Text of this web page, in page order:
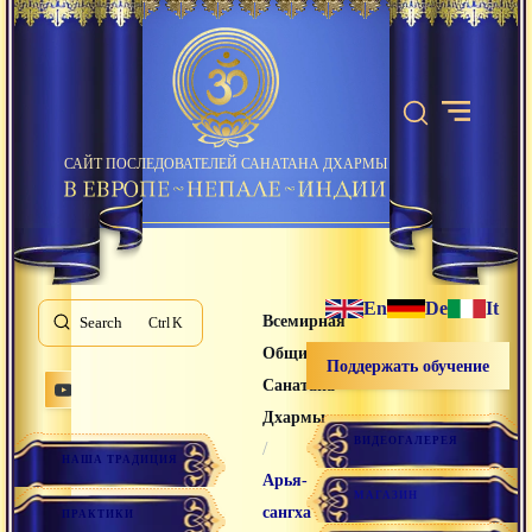
САЙТ ПОСЛЕДОВАТЕЛЕЙ САНАТАНА ДХАРМЫ
Search K
НАША ТРАДИЦИЯ
ПРАКТИКИ
Всемирная
Община
Санатана
Дхармы
/
Арья-
сангха
En De It
Поддержать обучение
ВИДЕОГАЛЕРЕЯ
МАГАЗИН